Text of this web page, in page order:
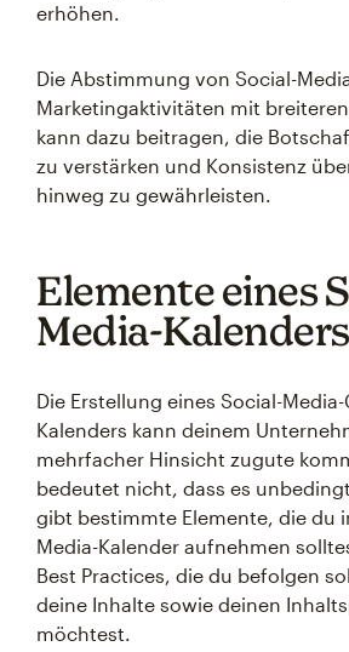
erhöhen.
Die Abstimmung von Social-
Marketingaktivitäten mit
kann dazu beitragen, die
zu verstärken und Konsistenz
hinweg zu gewährleisten.
Elemente eines
Media-Kalenders
Die Erstellung eines Social-
Kalenders kann deinem
mehrfacher Hinsicht zugute
bedeutet nicht, dass es
gibt bestimmte Elemente, die du
Media-Kalender aufnehmen
Best Practices, die du befolgen
deine Inhalte sowie deinen
möchtest.